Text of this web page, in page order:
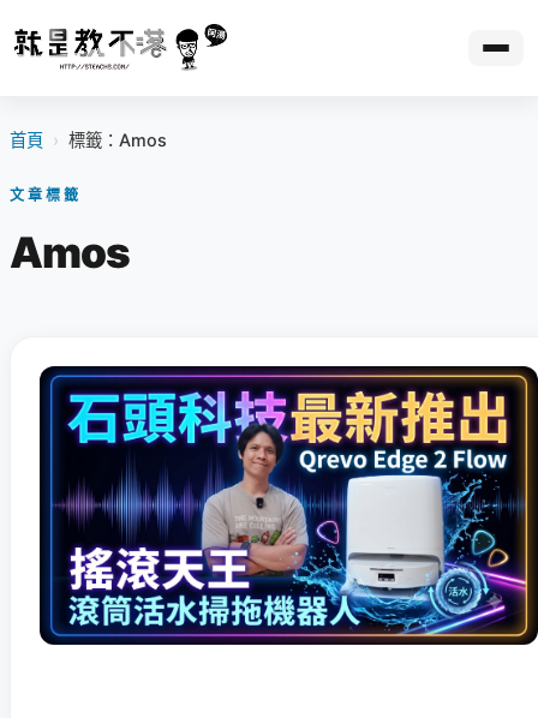
首頁 › 標籤：Amos
文章標籤
Amos